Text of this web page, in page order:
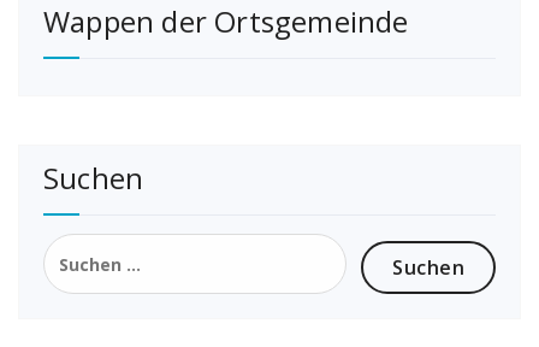
Beiträge
Wappen der Ortsgemeinde
Suchen
Suchen
nach: